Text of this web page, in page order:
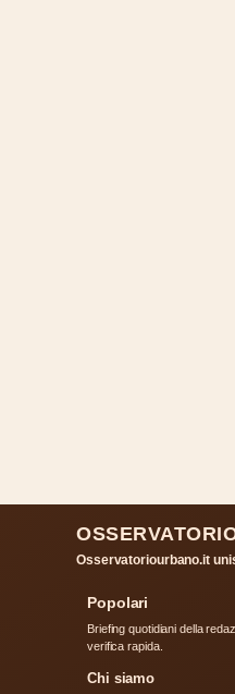
Popolari
Briefing quotidiani della